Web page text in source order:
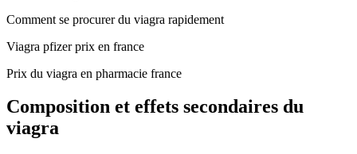
Comment se procurer du viagra rapidement
Viagra pfizer prix en france
Prix du viagra en pharmacie france
Composition et effets secondaires du
viagra